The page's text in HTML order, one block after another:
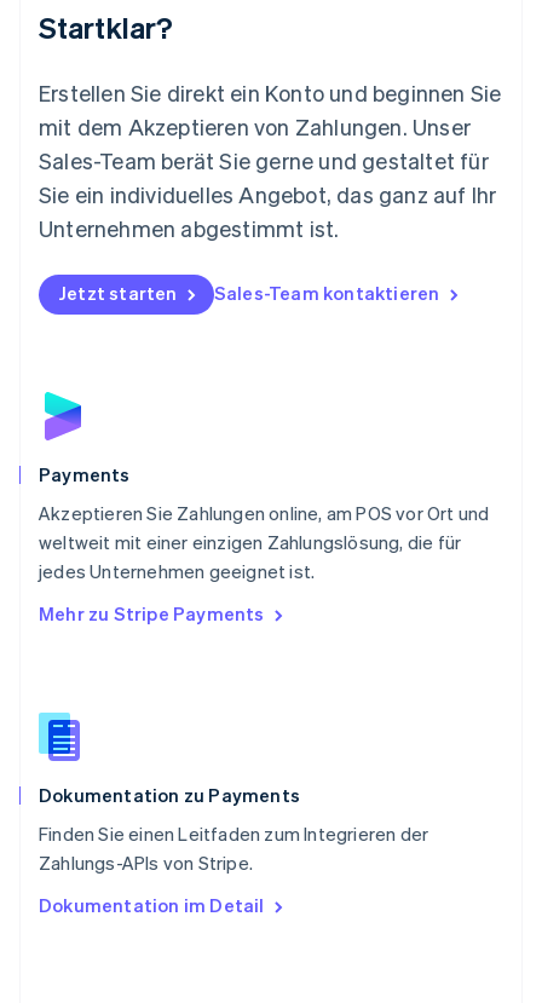
Startklar?
Erstellen Sie direkt ein Konto und beginnen Sie
mit dem Akzeptieren von Zahlungen. Unser
Sales-Team berät Sie gerne und gestaltet für
Sie ein individuelles Angebot, das ganz auf Ihr
Unternehmen abgestimmt ist.
Jetzt starten Sales-Team kontaktieren
Payments
Akzeptieren Sie Zahlungen online, am POS vor Ort und
weltweit mit einer einzigen Zahlungslösung, die für
jedes Unternehmen geeignet ist.
Mehr zu Stripe Payments
Dokumentation zu Payments
Finden Sie einen Leitfaden zum Integrieren der
Zahlungs-APIs von Stripe.
Dokumentation im Detail
Mexiko
English
Niederlande
Nederlands English
Norwegen
English
Österreich
Polen
English
Portugal
Schweden
Schweiz
Singapur
English简体中文
Slowakei
Slowenien
English
Spanien
Thailand
Tschechische Republik
English
English